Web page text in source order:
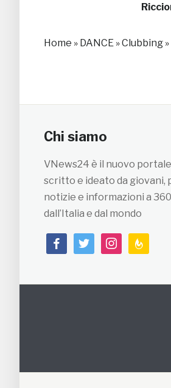
Home » DANCE »Clubbing »
Chi siamo
VNews24 è il nuovo
scritto e ideato da giovani,
notizie e informazioni a
dall’Italia e dal mondo
facebooktwitterinstagram